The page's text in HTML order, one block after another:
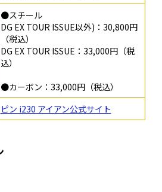
●スチール
DG EX TOUR ISSUE以外)：30,800円
（税込）
DG EX TOUR ISSUE：33,000円（税
込）
●カーボン：33,000円（税込）
ピン i230 アイアン公式サイト